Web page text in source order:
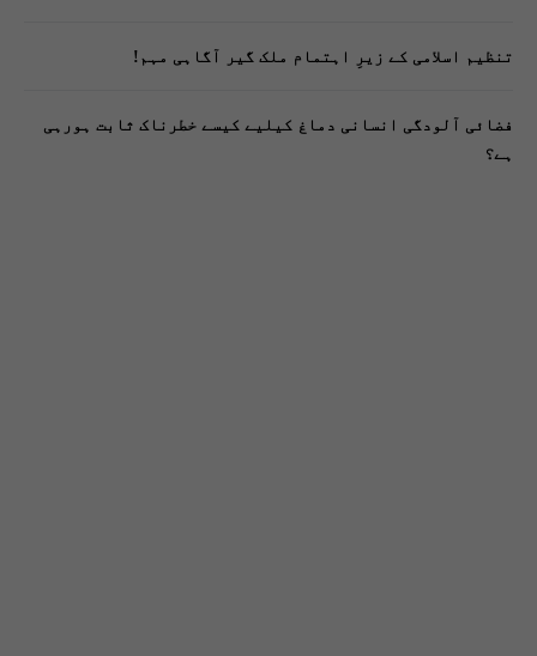
تنظیم اسلامی کے زیرِ اہتمام ملک گیر آگاہی مہم!
فضائی آلودگی انسانی دماغ کیلیے کیسے خطرناک ثابت ہورہی
ہے؟